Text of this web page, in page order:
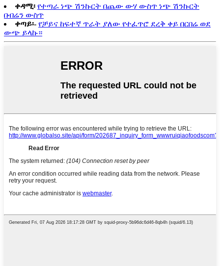
ቀዳሚ፡ የተጣራ ነጭ ሽንኩርት በጨው ውሃ ውስጥ ነጭ ሽንኩርት
በብሬን ውስጥ
ቀጣይ፡- የቻይና ከፍተኛ ጥራት ያለው የተፈጥሮ ደረቅ ቀይ በርበሬ ወደ
ውጭ ይላኩ።